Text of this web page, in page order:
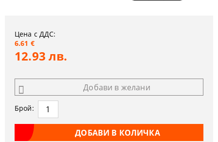
Цена с ДДС:
6.61 €
12.93 лв.
Добави в желани
Брой: